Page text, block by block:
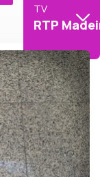
TV
RTP